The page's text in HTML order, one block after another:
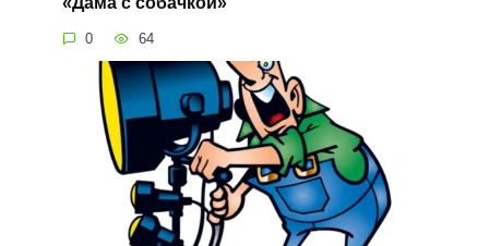
0 64